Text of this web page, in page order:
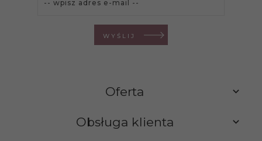
WYŚLIJ
Oferta
Obsługa klienta